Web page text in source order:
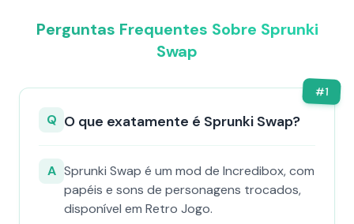
Perguntas Frequentes Sobre Sprunki
Swap
#1
Q O que exatamente é Sprunki Swap?
A Sprunki Swap é um mod de Incredibox, com
papéis e sons de personagens trocados,
disponível em Retro Jogo.